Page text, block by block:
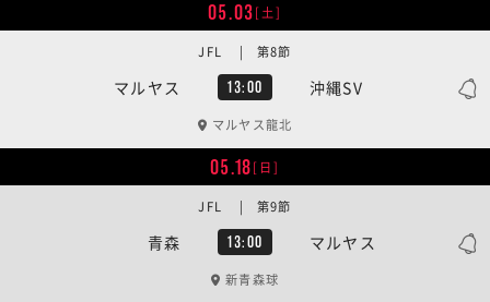
05.03[土]
マルヤス 13:00 沖縄SV
JFL | 第8節
マルヤス龍北
05.18[日]
青森 13:00 マルヤス
JFL | 第9節
新青森球